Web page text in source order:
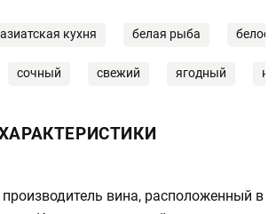
азиатская кухня белая рыба белое
сочный свежий ягодный
производитель вина, расположенный в